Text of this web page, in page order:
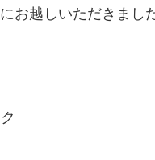
お越しいただきました